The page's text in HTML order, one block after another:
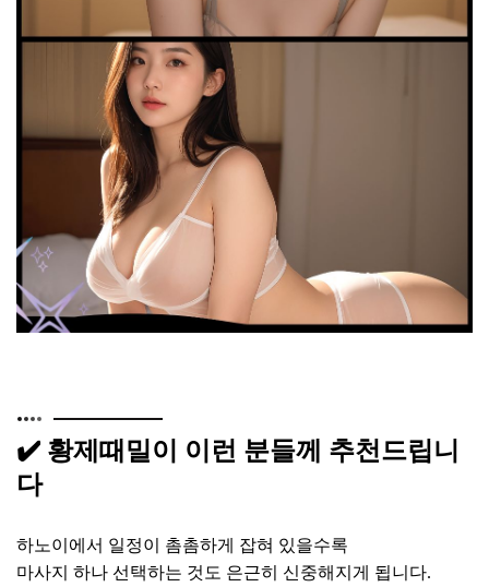
✔️ 황제때밀이 이런 분들께 추천드립니
다
하노이에서 일정이 촘촘하게 잡혀 있을수록
마사지 하나 선택하는 것도 은근히 신중해지게 됩니다.